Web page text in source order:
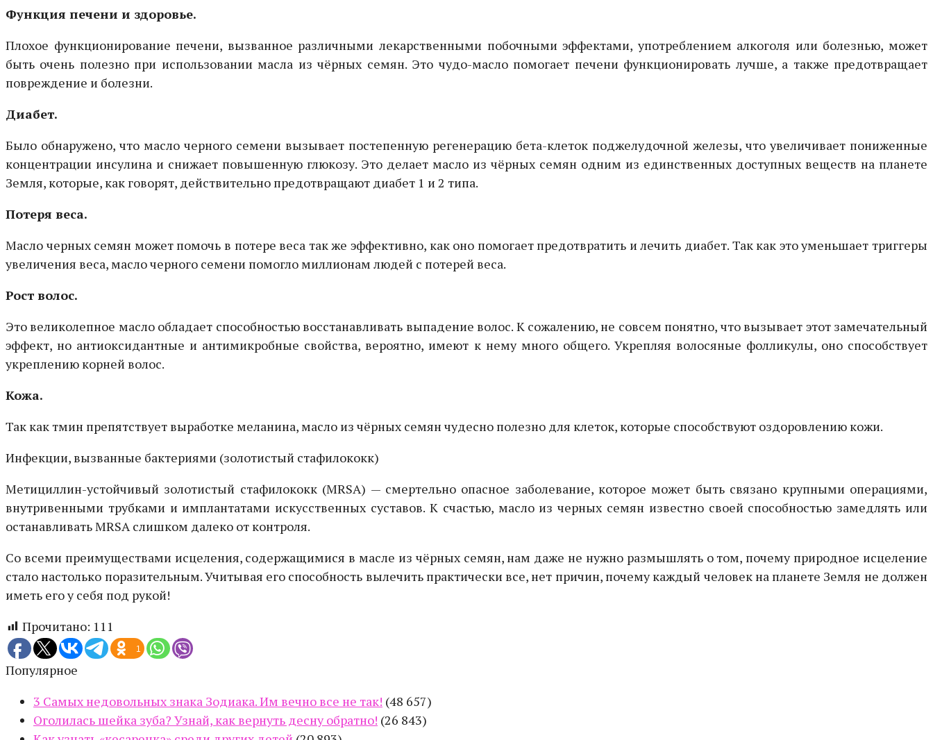
Функция печени и здоровье.
Плохое функционирование печени, вызванное различными лекарственными побочными эффектами, употреблением алкоголя или болезнью, может
быть очень полезно при использовании масла из чёрных семян. Это чудо-масло помогает печени функционировать лучше, а также предотвращает
повреждение и болезни.
Диабет.
Было обнаружено, что масло черного семени вызывает постепенную регенерацию бета-клеток поджелудочной железы, что увеличивает пониженные
концентрации инсулина и снижает повышенную глюкозу. Это делает масло из чёрных семян одним из единственных доступных веществ на планете
Земля, которые, как говорят, действительно предотвращают диабет 1 и 2 типа.
Потеря веса.
Масло черных семян может помочь в потере веса так же эффективно, как оно помогает предотвратить и лечить диабет. Так как это уменьшает триггеры
увеличения веса, масло черного семени помогло миллионам людей с потерей веса.
Рост волос.
Это великолепное масло обладает способностью восстанавливать выпадение волос. К сожалению, не совсем понятно, что вызывает этот замечательный
эффект, но антиоксидантные и антимикробные свойства, вероятно, имеют к нему много общего. Укрепляя волосяные фолликулы, оно способствует
укреплению корней волос.
Кожа.
Так как тмин препятствует выработке меланина, масло из чёрных семян чудесно полезно для клеток, которые способствуют оздоровлению кожи.
Инфекции, вызванные бактериями (золотистый стафилококк)
Метициллин-устойчивый золотистый стафилококк (MRSA) — смертельно опасное заболевание, которое может быть связано крупными операциями,
внутривенными трубками и имплантатами искусственных суставов. К счастью, масло из черных семян известно своей способностью замедлять или
останавливать MRSA слишком далеко от контроля.
Со всеми преимуществами исцеления, содержащимися в масле из чёрных семян, нам даже не нужно размышлять о том, почему природное исцеление
стало настолько поразительным. Учитывая его способность вылечить практически все, нет причин, почему каждый человек на планете Земля не должен
иметь его у себя под рукой!
Прочитано: 111
1
Популярное
3 Самых недовольных знака Зодиака. Им вечно все не так! (48 657)
Оголилась шейка зуба? Узнай, как вернуть десну обратно! (26 843)